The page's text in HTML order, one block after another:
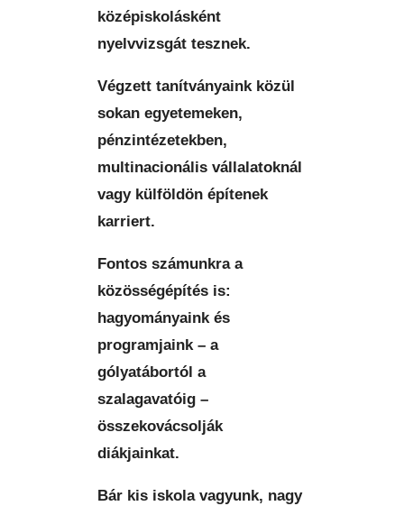
középiskolásként
nyelvvizsgát tesznek.
Végzett tanítványaink közül
sokan egyetemeken,
pénzintézetekben,
multinacionális vállalatoknál
vagy külföldön építenek
karriert.
Fontos számunkra a
közösségépítés is:
hagyományaink és
programjaink – a
gólyatábortól a
szalagavatóig –
összekovácsolják
diákjainkat.
Bár kis iskola vagyunk, nagy